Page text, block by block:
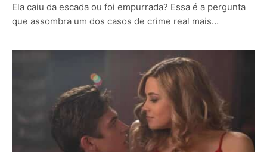
Ela caiu da escada ou foi empurrada? Essa é a pergunta
que assombra um dos casos de crime real mais…